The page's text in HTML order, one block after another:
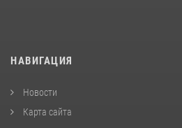
НАВИГАЦИЯ
Новости
Карта сайта